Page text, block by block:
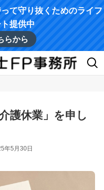
て守り抜くためのライフ
提供中
らから
護休業」を申し
年5月30日